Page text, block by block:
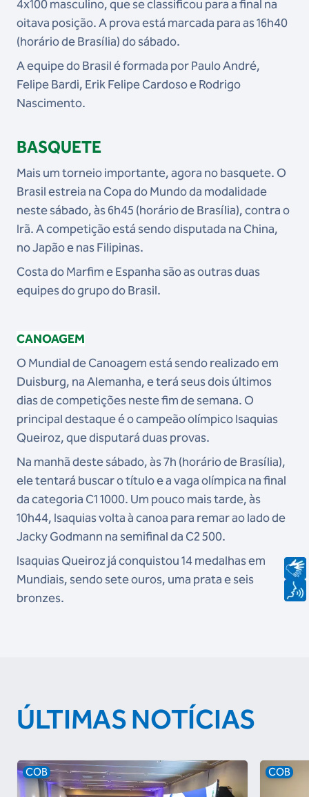
4x100 masculino, que se classificou para a final na
oitava posição. A prova está marcada para as 16h40
(horário de Brasília) do sábado.
A equipe do Brasil é formada por Paulo André,
Felipe Bardi, Erik Felipe Cardoso e Rodrigo
Nascimento.
BASQUETE
Mais um torneio importante, agora no basquete. O
Brasil estreia na Copa do Mundo da modalidade
neste sábado, às 6h45 (horário de Brasília), contra o
Irã. A competição está sendo disputada na China,
no Japão e nas Filipinas.
Costa do Marfim e Espanha são as outras duas
equipes do grupo do Brasil.
CANOAGEM
O Mundial de Canoagem está sendo realizado em
Duisburg, na Alemanha, e terá seus dois últimos
dias de competições neste fim de semana. O
principal destaque é o campeão olímpico Isaquias
Queiroz, que disputará duas provas.
Na manhã deste sábado, às 7h (horário de Brasília),
ele tentará buscar o título e a vaga olímpica na final
da categoria C1 1000. Um pouco mais tarde, às
10h44, Isaquias volta à canoa para remar ao lado de
Jacky Godmann na semifinal da C2 500.
Isaquias Queiroz já conquistou 14 medalhas em
Mundiais, sendo sete ouros, uma prata e seis
bronzes.
ÚLTIMAS NOTÍCIAS
COB COB